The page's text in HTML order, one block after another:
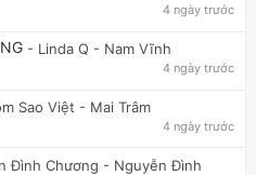
4 ngày trước
- Linda Q - Nam Vĩnh
4 ngày trước
Sao Việt - Mai Trâm
4 ngày trước
Đình Chương - Nguyễn Đình